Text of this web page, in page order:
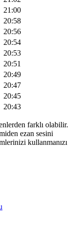
21:00
20:58
20:56
20:54
20:53
20:51
20:49
20:47
20:45
20:43
farklı olabilir.
ezan sesini
kullanmanızı